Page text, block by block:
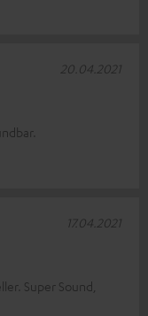
20.04.2021
Super Sound,
17.04.2021